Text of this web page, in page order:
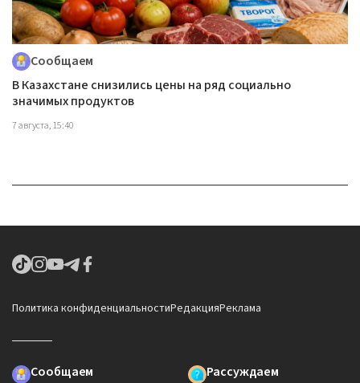
Сообщаем
В Казахстане снизились цены на ряд социально
значимых продуктов
7 августа, 15:40
Политика конфиденциальностиРедакцияРеклама
Сообщаем
Рассуждаем